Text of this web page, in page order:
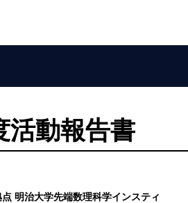
活動報告書
明治大学先端数理科学インスティ